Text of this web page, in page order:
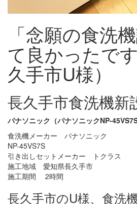
「念願の食洗
て良かったで
久手市U様）
長久手市食洗機新
パナソニック（パナソニックNP-
食洗機メーカー パナソニック
NP-45VS7S
引き出しセットメーカー トクラス
施工地域 愛知県長久手市
施工期間 2時間
長久手市のU様、食洗